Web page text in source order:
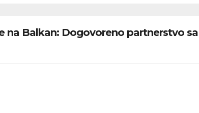
na Balkan: Dogovoreno partnerstvo sa